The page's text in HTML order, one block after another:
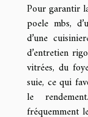
Pour garantir
poele mbs,
d’une
d’entretien
vitrées, du
suie, ce qui
le
fréquemment